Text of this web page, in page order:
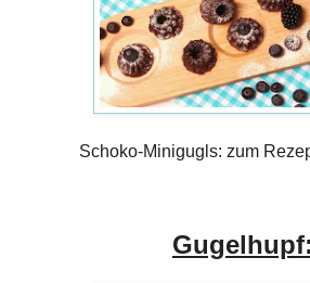
Schoko-Minigugls: zum
Gugelhupf: